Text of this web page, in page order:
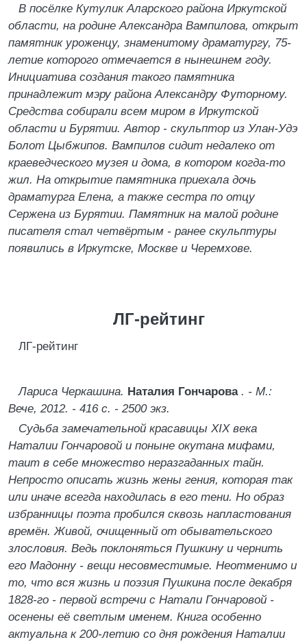
В посёлке Кутулик Аларского района Иркутской
области, на родине Александра Вампилова, открыт
памятник уроженцу, знаменитому драматургу, 75-
летие которого отмечается в нынешнем году.
Инициатива создания такого памятника
принадлежит мэру района Александру Футорному.
Средства собирали всем миром в Иркутской
области и Бурятии. Автор - скульптор из Улан-Удэ
Болот Цыбжипов. Вампилов сидит недалеко от
краеведческого музея и дома, в котором когда-то
жил. На открытие памятника приехала дочь
драматурга Елена, а также сестра по отцу
Сержена из Бурятии. Памятник на малой родине
писателя стал четвёртым - ранее скульптуры
появились в Иркутске, Москве и Черемхове.
ЛГ-рейтинг
ЛГ-рейтинг
Лариса Черкашина. Наталия Гончарова . - М.:
Вече, 2012. - 416 с. - 2500 экз.
Судьба замечательной красавицы XIX века
Наталии Гончаровой и поныне окутана мифами,
таит в себе множество неразгаданных тайн.
Непросто описать жизнь жены гения, которая так
или иначе всегда находилась в его тени. Но образ
избранницы поэта пробился сквозь напластования
времён. Живой, очищенный от обывательского
злословия. Ведь поклоняться Пушкину и чернить
его Мадонну - вещи несовместимые. Неотменимо и
то, что вся жизнь и поэзия Пушкина после декабря
1828-го - первой встречи с Натали Гончаровой -
осенены её светлым именем. Книга особенно
актуальна к 200-летию со дня рождения Наталии